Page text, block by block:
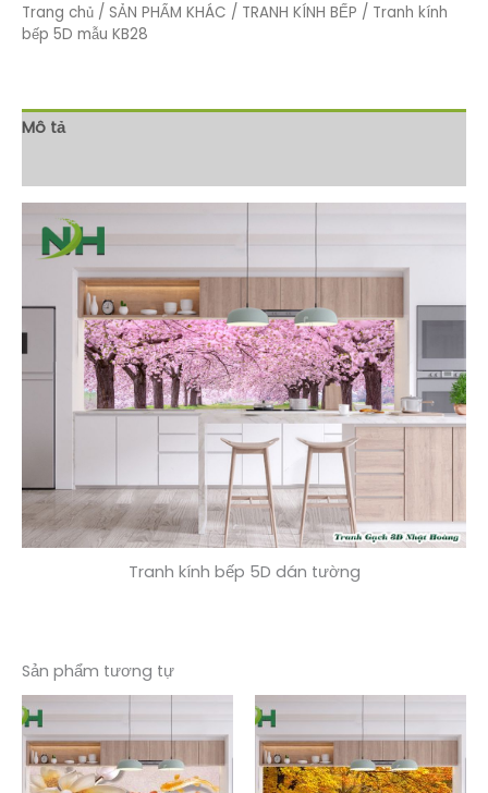
Trang chủ / SẢN PHẨM KHÁC / TRANH KÍNH BẾP / Tranh kính
bếp 5D mẫu KB28
Mô tả
Tranh kính bếp 5D dán tường
Sản phẩm tương tự